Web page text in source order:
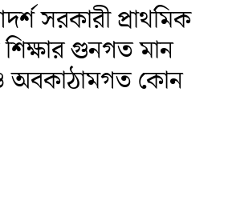
সরকারী প্রাথমিক
শিক্ষার গুনগত মান
অবকাঠামগত কোন